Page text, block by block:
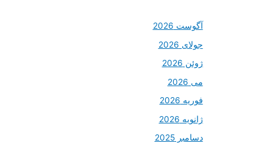
آگوست 2026
جولای 2026
ژوئن 2026
می 2026
فوریه 2026
ژانویه 2026
دسامبر 2025